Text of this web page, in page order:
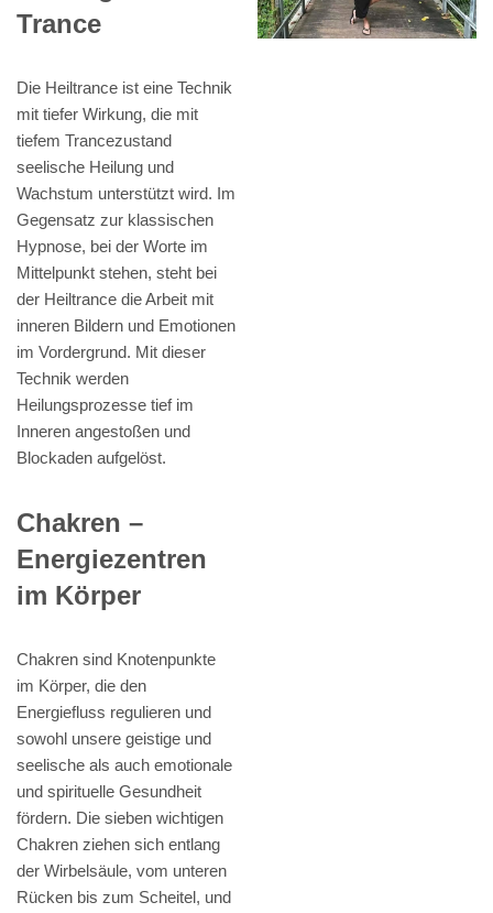
Trance
Die Heiltrance ist eine Technik
mit tiefer Wirkung, die mit
tiefem Trancezustand
seelische Heilung und
Wachstum unterstützt wird. Im
Gegensatz zur klassischen
Hypnose, bei der Worte im
Mittelpunkt stehen, steht bei
der Heiltrance die Arbeit mit
inneren Bildern und Emotionen
im Vordergrund. Mit dieser
Technik werden
Heilungsprozesse tief im
Inneren angestoßen und
Blockaden aufgelöst.
Chakren –
Energiezentren
im Körper
Chakren sind Knotenpunkte
im Körper, die den
Energiefluss regulieren und
sowohl unsere geistige und
seelische als auch emotionale
und spirituelle Gesundheit
fördern. Die sieben wichtigen
Chakren ziehen sich entlang
der Wirbelsäule, vom unteren
Rücken bis zum Scheitel, und